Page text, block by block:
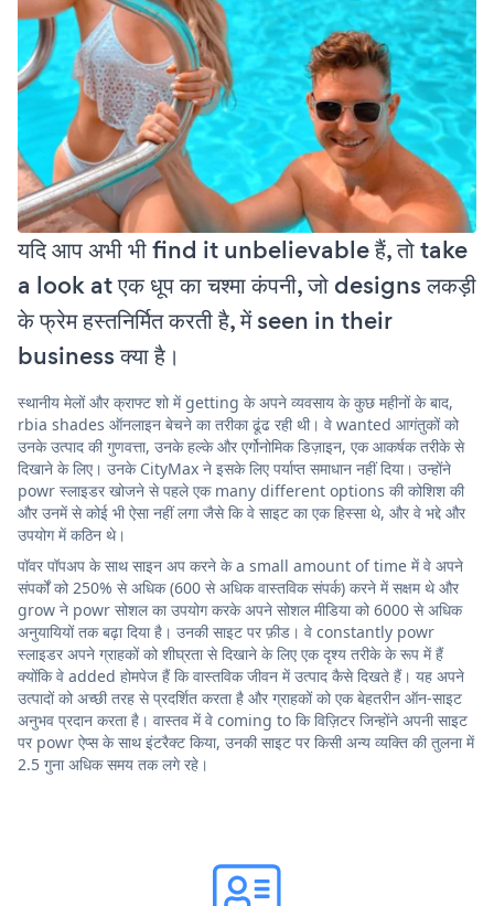
यदि आप अभी भी find it unbelievable हैं, तो take
a look at एक धूप का चश्मा कंपनी, जो designs लकड़ी
के फ्रेम हस्तनिर्मित करती है, में seen in their
business क्या है।
स्थानीय मेलों और क्राफ्ट शो में getting के अपने व्यवसाय के कुछ महीनों के बाद,
rbia shades ऑनलाइन बेचने का तरीका ढूंढ रही थी। वे wanted आगंतुकों को
उनके उत्पाद की गुणवत्ता, उनके हल्के और एर्गोनोमिक डिज़ाइन, एक आकर्षक तरीके से
दिखाने के लिए। उनके CityMax ने इसके लिए पर्याप्त समाधान नहीं दिया। उन्होंने
powr स्लाइडर खोजने से पहले एक many different options की कोशिश की
और उनमें से कोई भी ऐसा नहीं लगा जैसे कि वे साइट का एक हिस्सा थे, और वे भद्दे और
उपयोग में कठिन थे।
पॉवर पॉपअप के साथ साइन अप करने के a small amount of time में वे अपने
संपर्कों को 250% से अधिक (600 से अधिक वास्तविक संपर्क) करने में सक्षम थे और
grow ने powr सोशल का उपयोग करके अपने सोशल मीडिया को 6000 से अधिक
अनुयायियों तक बढ़ा दिया है। उनकी साइट पर फ़ीड। वे constantly powr
स्लाइडर अपने ग्राहकों को शीघ्रता से दिखाने के लिए एक दृश्य तरीके के रूप में हैं
क्योंकि वे added होमपेज हैं कि वास्तविक जीवन में उत्पाद कैसे दिखते हैं। यह अपने
उत्पादों को अच्छी तरह से प्रदर्शित करता है और ग्राहकों को एक बेहतरीन ऑन-साइट
अनुभव प्रदान करता है। वास्तव में वे coming to कि विज़िटर जिन्होंने अपनी साइट
पर powr ऐप्स के साथ इंटरैक्ट किया, उनकी साइट पर किसी अन्य व्यक्ति की तुलना में
2.5 गुना अधिक समय तक लगे रहे।